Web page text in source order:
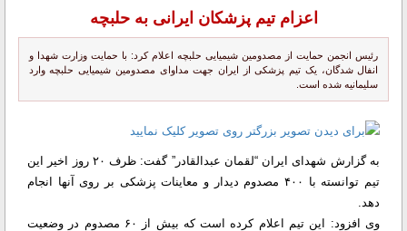
اعزام تیم پزشکان ایرانی به حلبچه
رئیس انجمن حمایت از مصدومین شیمیایی حلبچه اعلام کرد: با حمایت وزارت شهدا و
انفال شدگان، یک تیم پزشکی از ایران جهت مداوای مصدومین شیمیایی حلبچه وارد
سلیمانیه شده است.
به گزارش شهدای ایران “لقمان عبدالقادر” گفت: ظرف ۲۰ روز اخیر این
تیم توانسته با ۴۰۰ مصدوم دیدار و معاینات پزشکی بر روی آنها انجام
دهد.
وی افزود: این تیم اعلام کرده است که بیش از ۶۰ مصدوم در وضعیت